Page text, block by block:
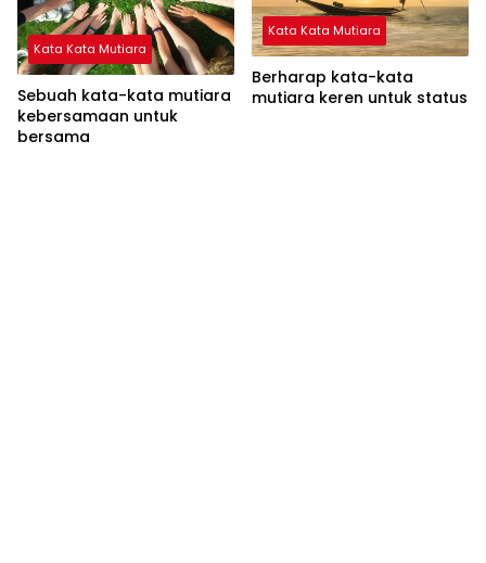
Kata Kata Mutiara
Sebuah kata-kata mutiara
kebersamaan untuk
bersama
Kata Kata Mutiara
Berharap kata-kata
mutiara keren untuk status